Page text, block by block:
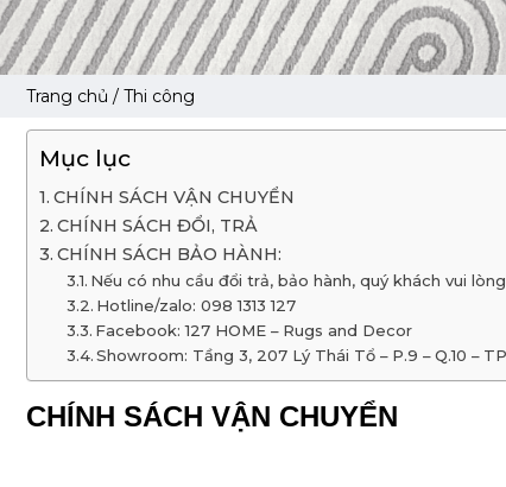
Trang chủ / Thi công
Mục lục
CHÍNH SÁCH VẬN CHUYỂN
CHÍNH SÁCH ĐỔI, TRẢ
CHÍNH SÁCH BẢO HÀNH:
Nếu có nhu cầu đổi trả, bảo hành, quý khách vui
Hotline/zalo: 098 1313 127
Facebook: 127 HOME – Rugs and Decor
Showroom: Tầng 3, 207 Lý Thái Tổ – P.9 – Q.10 –
CHÍNH SÁCH VẬN CHUYỂN